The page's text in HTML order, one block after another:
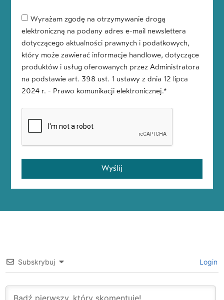
Wyrażam zgodę na otrzymywanie drogą
elektroniczną na podany adres e-mail newslettera
dotyczącego aktualności prawnych i podatkowych,
który może zawierać informacje handlowe, dotyczące
produktów i usług oferowanych przez Administratora
na podstawie art. 398 ust. 1 ustawy z dnia 12 lipca
2024 r. - Prawo komunikacji elektronicznej.*
Wyślij
Subskrybuj Login